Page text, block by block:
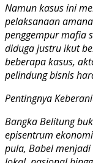
Namun kasus ini
pelaksanaan
penggempur mafia
diduga justru ikut
beberapa kasus,
pelindung bisnis
Pentingnya
Bangka Belitung
episentrum
pula, Babel